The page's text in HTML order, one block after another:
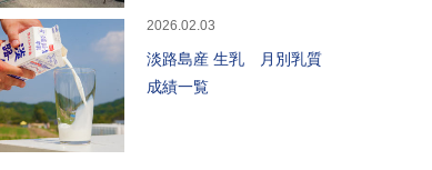
2026.02.03
淡路島産 生乳 月別乳質
成績一覧